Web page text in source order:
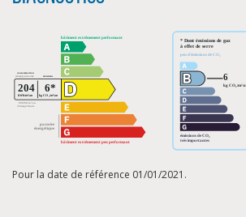
Pour la date de référence 01/01/2021.